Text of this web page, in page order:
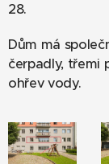
28.
Dům má
čerpadly, třemi
ohřev vody.